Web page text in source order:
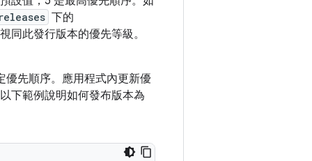
下的
同此發行版本的優先等級。
優先順序。應用程式內更新優
下範例說明如何發布版本為